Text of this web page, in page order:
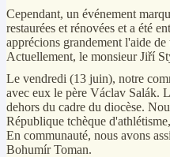
Cependant, un événement
restaurées et rénovées et a été
apprécions grandement l'aide
Actuellement, le monsieur Jiří
Le vendredi (13 juin), notre
avec eux le père Václav Salák.
dehors du cadre du diocèse.
République tchèque
En communauté, nous avons
Bohumír Toman.